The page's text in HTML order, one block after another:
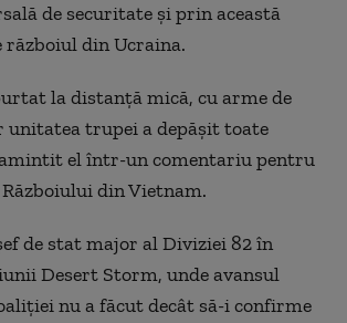
de securitate și prin această
din Ucraina.
la distanță mică, cu arme de
unitatea trupei a depășit toate
amintit el într-un comentariu pentru
din Vietnam.
de stat major al Diviziei 82 în
Desert Storm, unde avansul
nu a făcut decât să-i confirme